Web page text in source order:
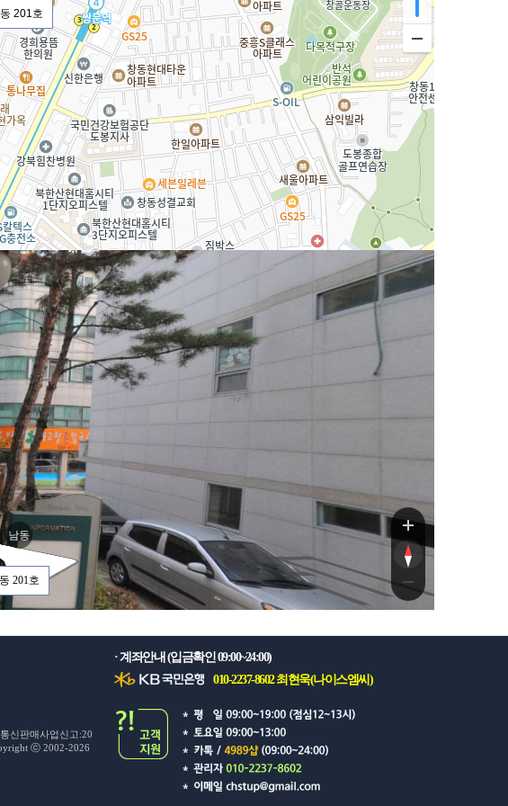
201호
길
길
남동
201호
· 계좌안내 (입금확인 09:00~24:00)
010-2237-8602 최현욱(나이스엠씨)
신판매사업신고:20
ⓒ 2002-2026